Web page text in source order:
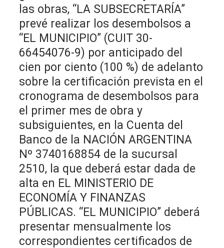
las obras, “LA SUBSECRETARÍA”
prevé realizar los desembolsos a
“EL MUNICIPIO” (CUIT 30-
66454076-9) por anticipado del
cien por ciento (100 %) de adelanto
sobre la certificación prevista en el
cronograma de desembolsos para
el primer mes de obra y
subsiguientes, en la Cuenta del
Banco de la NACIÓN ARGENTINA
Nº 3740168854 de la sucursal
2510, la que deberá estar dada de
alta en EL MINISTERIO DE
ECONOMÍA Y FINANZAS
PÚBLICAS. “EL MUNICIPIO” deberá
presentar mensualmente los
correspondientes certificados de